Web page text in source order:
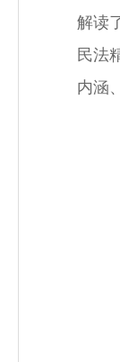
解读
民法
内涵